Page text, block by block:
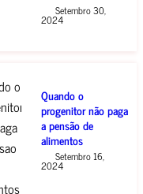
Setembro 30,
2024
Quando o
progenitor não paga
a pensão de
alimentos
Setembro 16,
2024